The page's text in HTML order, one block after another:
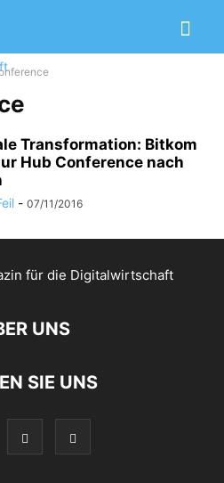
Transformation: Bitkom
Hub Conference nach
- 07/11/2016
UNS
SIE UNS